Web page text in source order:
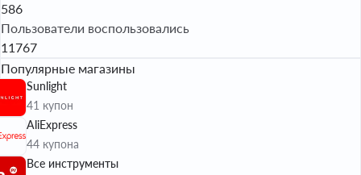
586
Пользователи воспользовались
11767
Популярные магазины
Sunlight
41 купон
AliExpress
44 купона
Все инструменты